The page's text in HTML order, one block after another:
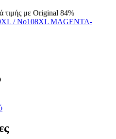
τιμής με Original 84%
/ No108XL MAGENTA-